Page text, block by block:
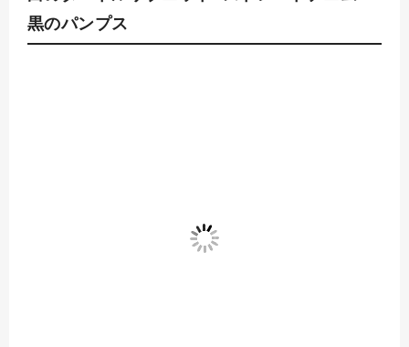
黒のパンプス